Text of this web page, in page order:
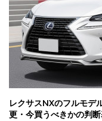
レクサスNXのフルモデ
更・今買うべきかの判